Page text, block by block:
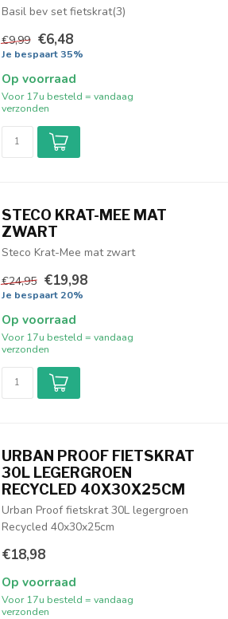
Basil bev set fietskrat(3)
€9,99 €6,48
Je bespaart 35%
Op voorraad
Voor 17u besteld = vandaag
verzonden
STECO KRAT-MEE MAT
ZWART
Steco Krat-Mee mat zwart
€24,95 €19,98
Je bespaart 20%
Op voorraad
Voor 17u besteld = vandaag
verzonden
URBAN PROOF FIETSKRAT
30L LEGERGROEN
RECYCLED 40X30X25CM
Urban Proof fietskrat 30L legergroen
Recycled 40x30x25cm
€18,98
Op voorraad
Voor 17u besteld = vandaag
verzonden